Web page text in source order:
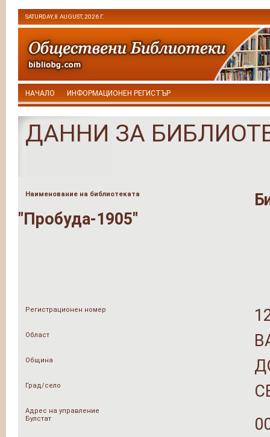
SATURDAY, 8 AUGUST, 2026 Г.
НАЧАЛО ИНФОРМАЦИОНЕН РЕГИСТЪР
ДАННИ ЗА
Наименование на библиотеката
"Пробуда-1905"
Регистрационен номер
Област
Община
Град/село
Адрес на управление
Булстат